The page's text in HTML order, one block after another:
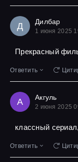
Д Дилбар
1 июня 2025
Прекрасный
Ответить
А Акгуль
2 июня 2025
классный
Ответить